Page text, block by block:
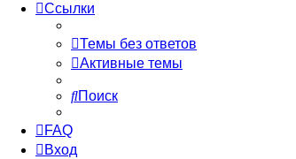
Ссылки
Темы без ответов
Активные темы
Поиск
FAQ
Вход